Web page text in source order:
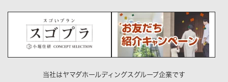
当社はヤマダホールディングスグループ企業です